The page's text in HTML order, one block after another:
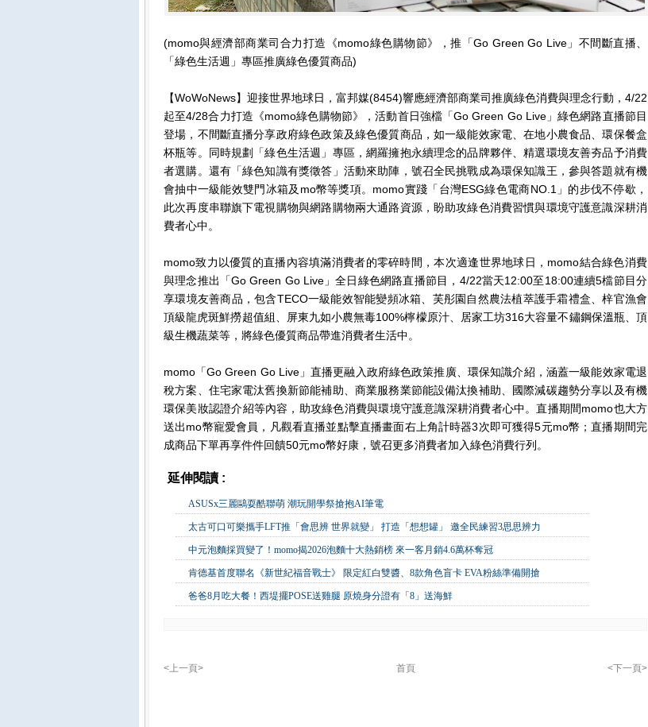
(momo與經濟部商業司合力打造《momo綠色購物節》，推「Go Green Go Live」不間斷直播、
「綠色生活週」專區推廣綠色優質商品)
【WoWoNews】迎接世界地球日，富邦媒(8454)響應經濟部商業司推廣綠色消費與理念行動，4/22
起至4/28合力打造《momo綠色購物節》，活動首日強檔「Go Green Go Live」綠色網路直播節目
登場，不間斷直播分享政府綠色政策及綠色優質商品，如一級能效家電、在地小農食品、環保餐盒
杯瓶等。同時規劃「綠色生活週」專區，網羅擁抱永續理念的品牌夥伴、精選環境友善夯品予消費
者選購。還有「綠色知識有獎徵答」活動來助陣，號召全民挑戰成為環保知識王，參與答題就有機
會抽中一級能效雙門冰箱及mo幣等獎項。momo實踐「台灣ESG綠色電商NO.1」的步伐不停歇，
此次再度串聯旗下電視購物與網路購物兩大通路資源，盼助攻綠色消費習慣與環境守護意識深耕消
費者心中。
momo致力以優質的直播內容填滿消費者的零碎時間，本次適逢世界地球日，momo結合綠色消費
與理念推出「Go Green Go Live」全日綠色網路直播節目，4/22當天12:00至18:00連續5檔節目分
享環境友善商品，包含TECO一級能效智能變頻冰箱、芙彤園自然農法植萃護手霜禮盒、梓官漁會
頂級龍虎斑鮮撈超值組、屏東九如小農無毒100%檸檬原汁、居家工坊316大容量不鏽鋼保溫瓶、頂
級生機蔬菜等，將綠色優質商品帶進消費者生活中。
momo「Go Green Go Live」直播更融入政府綠色政策推廣、環保知識介紹，涵蓋一級能效家電退
稅方案、住宅家電汰舊換新節能補助、商業服務業節能設備汰換補助、國際減碳趨勢分享以及有機
環保美妝認證介紹等內容，助攻綠色消費與環境守護意識深耕消費者心中。直播期間momo也大方
送出mo幣寵愛會員，凡觀看直播並點擊直播畫面右上角計時器3次即可獲得5元mo幣；直播期間完
成商品下單再享件件回饋50元mo幣好康，號召更多消費者加入綠色消費行列。
延伸閱讀 :
ASUSx三麗鷗耍酷聯萌 潮玩開學祭搶抱AI筆電
太古可口可樂攜手LFT推「會思辨 世界就變」 打造「想想罐」 邀全民練習3思思辨力
中元泡麵採買變了！momo揭2026泡麵十大熱銷榜 來一客月銷4.6萬杯奪冠
肯德基首度聯名《新世紀福音戰士》 限定紅白雙醬、8款角色盲卡 EVA粉絲準備開搶
爸爸8月吃大餐！西堤擺POSE送雞腿 原燒身分證有「8」送海鮮
<上一頁> <下一頁>
首頁